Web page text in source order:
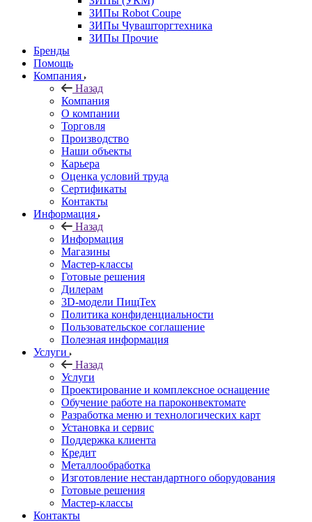
ЗИПы Robot Coupe
ЗИПы Чувашторгтехника
ЗИПы Прочие
Бренды
Помощь
Компания
Назад
Компания
О компании
Торговля
Производство
Наши объекты
Карьера
Оценка условий труда
Сертификаты
Контакты
Информация
Назад
Информация
Магазины
Мастер-классы
Готовые решения
Дилерам
3D-модели ПищТех
Политика конфиденциальности
Пользовательское соглашение
Полезная информация
Услуги
Назад
Услуги
Проектирование и комплексное оснащение
Обучение работе на пароконвектомате
Разработка меню и технологических карт
Установка и сервис
Поддержка клиента
Кредит
Металлообработка
Изготовление нестандартного оборудования
Готовые решения
Мастер-классы
Контакты